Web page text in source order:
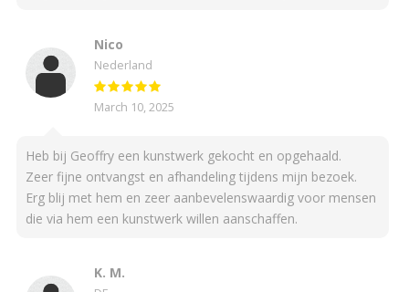
Nico
Nederland
March 10, 2025
Heb bij Geoffry een kunstwerk gekocht en opgehaald.
Zeer fijne ontvangst en afhandeling tijdens mijn bezoek.
Erg blij met hem en zeer aanbevelenswaardig voor mensen
die via hem een kunstwerk willen aanschaffen.
K. M.